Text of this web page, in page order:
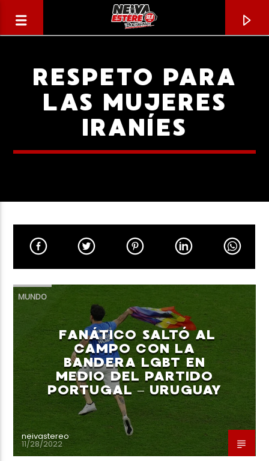
CANCIÓN ACTUAL
TÍTULO
Neiva Estereo
RESPETO PARA
LAS MUJERES
IRANÍES
MUNDO
FANÁTICO SALTÓ AL
CAMPO CON LA
BANDERA LGBT EN
MEDIO DEL PARTIDO
PORTUGAL – URUGUAY
neivastereo
11/28/2022